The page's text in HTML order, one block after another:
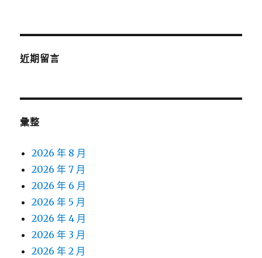
近期留言
彙整
2026 年 8 月
2026 年 7 月
2026 年 6 月
2026 年 5 月
2026 年 4 月
2026 年 3 月
2026 年 2 月